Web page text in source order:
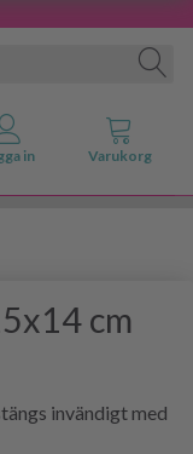
cm
invändigt med